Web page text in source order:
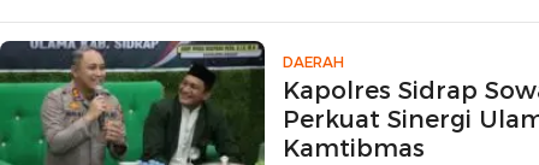
DAERAH
Kapolres Sidrap
Perkuat Sinergi
Kamtibmas